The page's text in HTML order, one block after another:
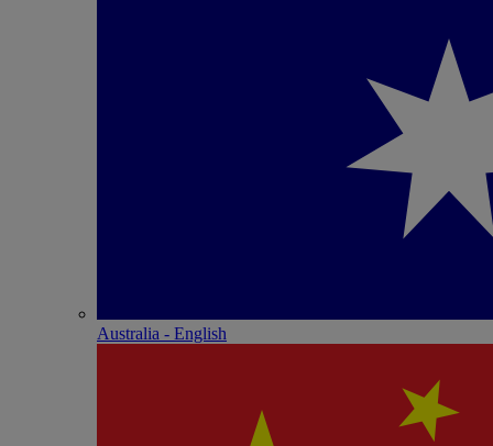
Australia - English